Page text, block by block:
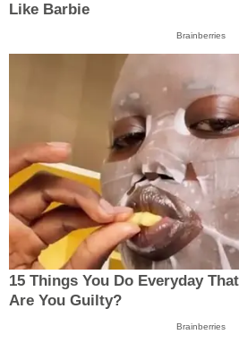
Like Barbie
Brainberries
15 Things You Do Everyday
Are You Guilty?
Brainberries